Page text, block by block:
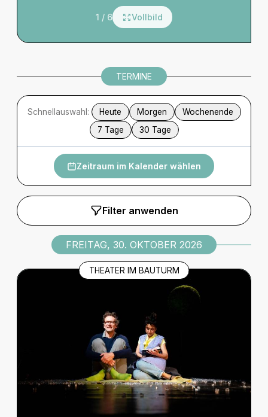
1 / 6 Vollbild
TERMINE
Schnellauswahl: Heute Morgen
Wochenende
7 Tage
30 Tage
Zeitraum im Kalender wählen
Filter anwenden
FREITAG, 30. OKTOBER 2026
THEATER IM BAUTURM